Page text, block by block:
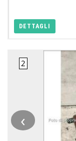
DETTAGLI
‹